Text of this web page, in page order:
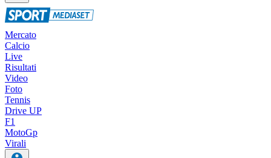
Mercato
Calcio
Live
Risultati
Video
Foto
Tennis
Drive UP
F1
MotoGp
Virali